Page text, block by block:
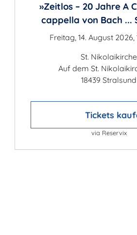
»Zeitlos – 20 Jahre A
cappella von Bach ...
Freitag, 14. August 2026,
St. Nikolaikirche
Auf dem St.
18439 Stralsund
Tickets
via Reservix